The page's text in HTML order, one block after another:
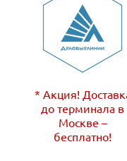
* Акция!
до терминала в
Москве –
бесплатно!